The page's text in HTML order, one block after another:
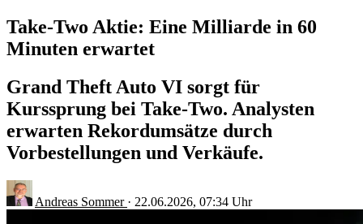
Take-Two Aktie: Eine Milliarde in 60
Minuten erwartet
Grand Theft Auto VI sorgt für
Kurssprung bei Take-Two. Analysten
erwarten Rekordumsätze durch
Vorbestellungen und Verkäufe.
Andreas Sommer · 22.06.2026, 07:34 Uhr